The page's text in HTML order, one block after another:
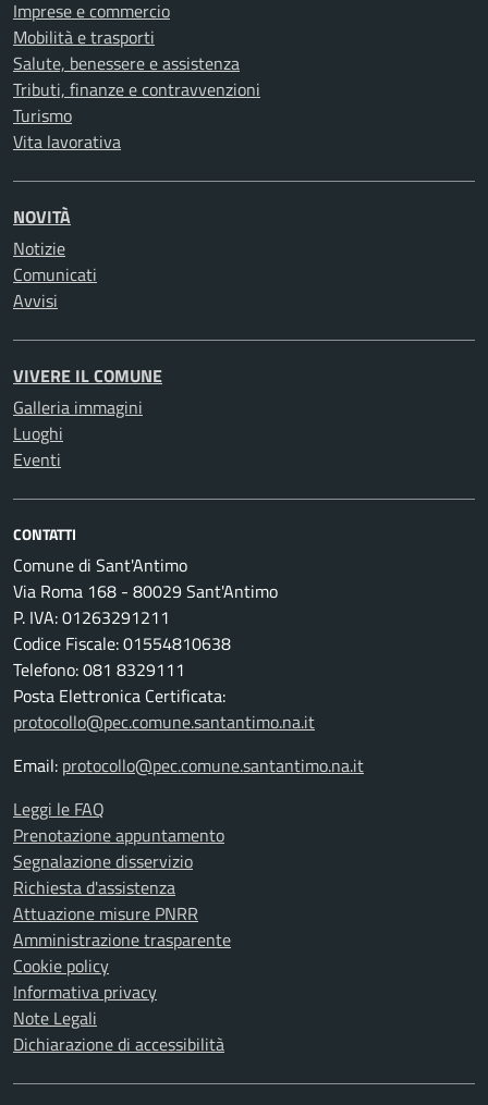
Imprese e commercio
Mobilità e trasporti
Salute, benessere e assistenza
Tributi, finanze e contravvenzioni
Turismo
Vita lavorativa
NOVITÀ
Notizie
Comunicati
Avvisi
VIVERE IL COMUNE
Galleria immagini
Luoghi
Eventi
CONTATTI
Comune di Sant'Antimo
Via Roma 168 - 80029 Sant'Antimo
P. IVA: 01263291211
Codice Fiscale: 01554810638
Telefono: 081 8329111
Posta Elettronica Certificata:
protocollo@pec.comune.santantimo.na.it
Email: protocollo@pec.comune.santantimo.na.it
Leggi le FAQ
Prenotazione appuntamento
Segnalazione disservizio
Richiesta d'assistenza
Attuazione misure PNRR
Amministrazione trasparente
Cookie policy
Informativa privacy
Note Legali
Dichiarazione di accessibilità